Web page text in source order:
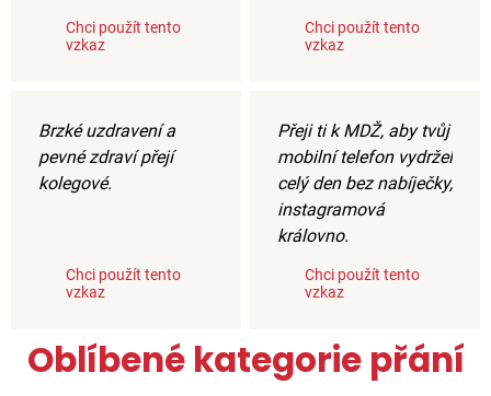
Chci použít tento
vzkaz
Chci použít tento
vzkaz
Brzké uzdravení a
pevné zdraví přejí
kolegové.
Chci použít tento
vzkaz
Přeji ti k MDŽ, aby tvůj
mobilní telefon vydržel
celý den bez nabíječky,
instagramová
královno.
Chci použít tento
vzkaz
Oblíbené kategorie přání